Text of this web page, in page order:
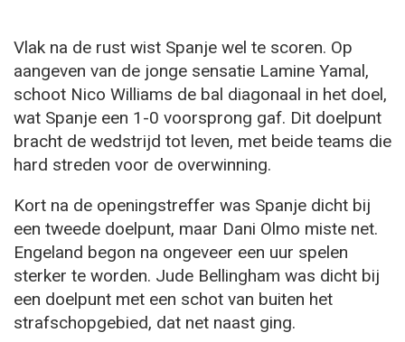
Vlak na de rust wist Spanje wel te scoren. Op
aangeven van de jonge sensatie Lamine Yamal,
schoot Nico Williams de bal diagonaal in het doel,
wat Spanje een 1-0 voorsprong gaf. Dit doelpunt
bracht de wedstrijd tot leven, met beide teams die
hard streden voor de overwinning.
Kort na de openingstreffer was Spanje dicht bij
een tweede doelpunt, maar Dani Olmo miste net.
Engeland begon na ongeveer een uur spelen
sterker te worden. Jude Bellingham was dicht bij
een doelpunt met een schot van buiten het
strafschopgebied, dat net naast ging.